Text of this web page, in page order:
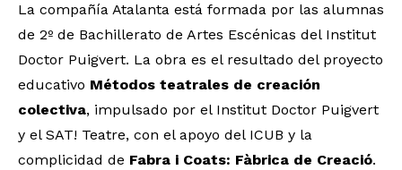
La compañía Atalanta está formada por las alumnas
de 2º de Bachillerato de Artes Escénicas del Institut
Doctor Puigvert. La obra es el resultado del proyecto
educativo Métodos teatrales de creación
colectiva, impulsado por el Institut Doctor Puigvert
y el SAT! Teatre, con el apoyo del ICUB y la
complicidad de Fabra i Coats: Fàbrica de Creació.